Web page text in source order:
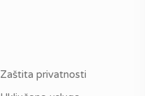
Zaštita privatnosti